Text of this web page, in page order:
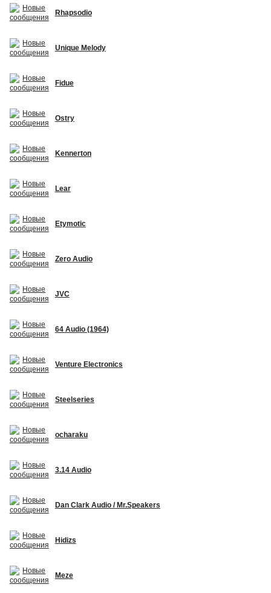
Rhapsodio
Unique Melody
Fidue
Ostry
Kennerton
Lear
Etymotic
Zero Audio
JVC
64 Audio (1964)
Venture Electronics
Steelseries
ocharaku
3.14 Audio
Dan Clark Audio / Mr.Speakers
Hidizs
Meze